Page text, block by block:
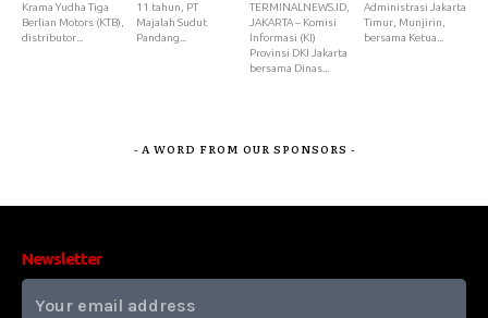
Krama Yudha Tiga
Berlian Motors (KTB),
distributor...
11 tahun, PT
Majalah Sudut
Pandang...
TERMINALNEWS.ID,
JAKARTA – Komisi
Informasi (KI)
Provinsi DKI Jakarta
bersama Dinas...
Administrasi Jakarta
Timur, Munjirin,
bersama Ketua...
- A WORD FROM OUR SPONSORS -
Newsletter